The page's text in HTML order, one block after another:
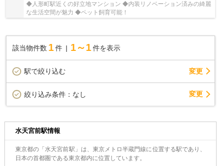
◆人形町駅近くの好立地マンション ◆内装リノベーション済みの綺麗
な生活空間が魅力 ◆ペット飼育可能！
該当物件数 1件 1～1 件を表示
駅で絞り込む 変更
絞り込み条件： なし 変更
水天宮前駅情報
東京都の「水天宮前駅」は、東京メトロ半蔵門線に位置する駅であり、
日本の首都圏である東京都内に位置しています。